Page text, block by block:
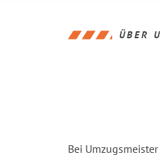
ÜBER
Bei